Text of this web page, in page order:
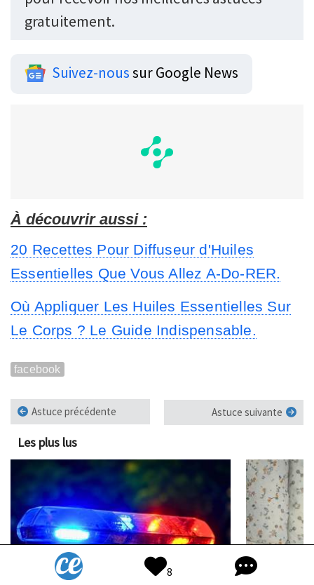
gratuitement.
Suivez-noussur Google News
À découvrir aussi :
20 Recettes Pour Diffuseur d'Huiles
Essentielles Que Vous Allez A-Do-RER.
Où Appliquer Les Huiles Essentielles Sur
Le Corps ? Le Guide Indispensable.
facebook
Astuce précédente Astuce suivante
Les plus lus
2
8